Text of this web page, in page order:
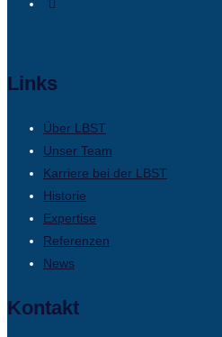
Links
Über LBST
Unser Team
Karriere bei der LBST
Historie
Expertise
Referenzen
News
Kontakt